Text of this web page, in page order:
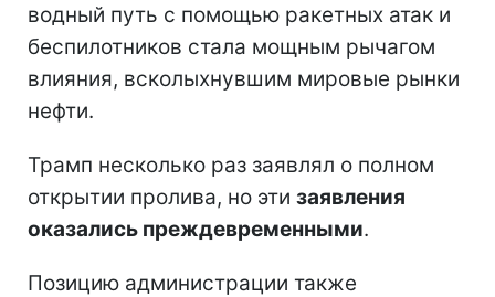
водный путь с помощью ракетных атак и
беспилотников стала мощным рычагом
влияния, всколыхнувшим мировые рынки
нефти.
Трамп несколько раз заявлял о полном
открытии пролива, но эти заявления
оказались преждевременными.
Позицию администрации также